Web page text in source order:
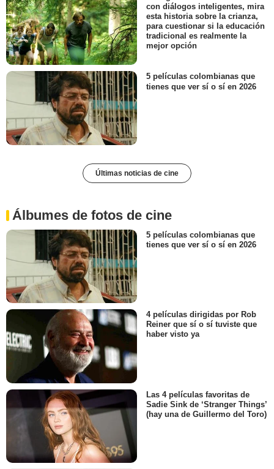
con diálogos inteligentes, mira
esta historia sobre la crianza,
para cuestionar si la educación
tradicional es realmente la
mejor opción
5 películas colombianas que
tienes que ver sí o sí en 2026
Últimas noticias de cine
Álbumes de fotos de cine
5 películas colombianas que
tienes que ver sí o sí en 2026
4 películas dirigidas por Rob
Reiner que sí o sí tuviste que
haber visto ya
Las 4 películas favoritas de
Sadie Sink de ‘Stranger Things’
(hay una de Guillermo del Toro)